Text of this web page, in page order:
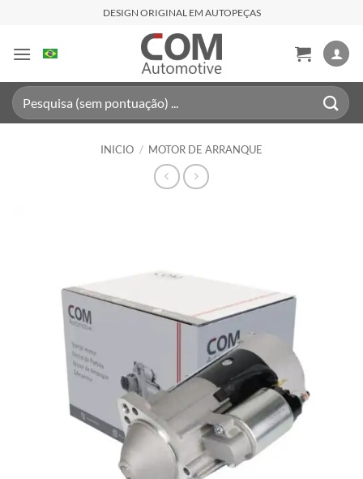
contenido
DESIGN ORIGINAL EM AUTOPEÇAS
Buscar
por:
INICIO / MOTOR DE ARRANQUE